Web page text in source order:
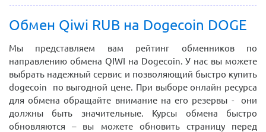
Обмен Qiwi RUB на Dogecoin DOGE
Мы представляем вам рейтинг обменников по
направлению обмена QIWI на Dogecoin. У нас вы можете
выбрать надежный сервис и позволяющий быстро купить
dogecoin по выгодной цене. При выборе онлайн ресурса
для обмена обращайте внимание на его резервы - они
должны быть значительные. Курсы обмена быстро
обновляются – вы можете обновить страницу перед